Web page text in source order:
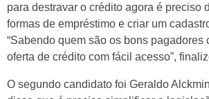
para destravar o crédito agora é preciso
formas de empréstimo e criar um
“Sabendo quem são os bons pagadores
oferta de crédito com fácil acesso”,
O segundo candidato foi Geraldo